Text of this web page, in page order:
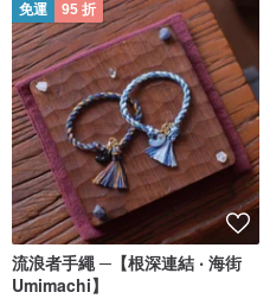
免運 95 折
流浪者手繩 ─【根深連結 ‧ 海街
Umimachi】